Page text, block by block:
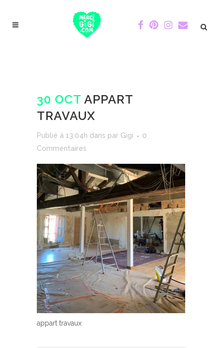
30 OCT APPART
TRAVAUX
Publié à 13:04h dans par Gigi
0
Commentaires
appart travaux